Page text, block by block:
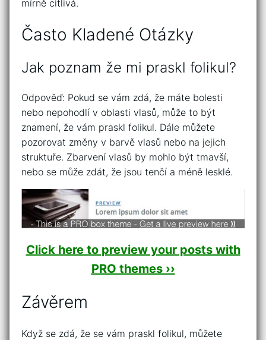
mírně citlivá.
Často Kladené Otázky
Jak poznam že mi praskl folikul?
Odpověď: Pokud se vám zdá, že máte bolesti
nebo nepohodlí v oblasti vlasů, může to být
znamení, že vám praskl folikul. Dále můžete
pozorovat změny v barvě vlasů nebo na jejich
struktuře. Zbarvení vlasů by mohlo být tmavší,
nebo se může zdát, že jsou tenčí a méně lesklé.
Click here to preview your posts with
PRO themes ››
Závěrem
Když se zdá, že se vám praskl folikul, můžete